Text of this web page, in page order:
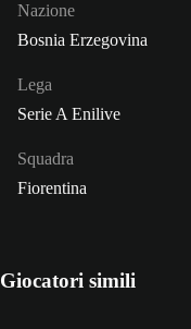
Nazione
Bosnia Erzegovina
Lega
Serie A Enilive
Squadra
Fiorentina
Giocatori simili